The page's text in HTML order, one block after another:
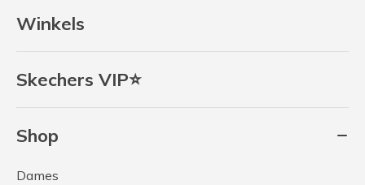
Winkels
Skechers VIP⭐
Shop
Dames